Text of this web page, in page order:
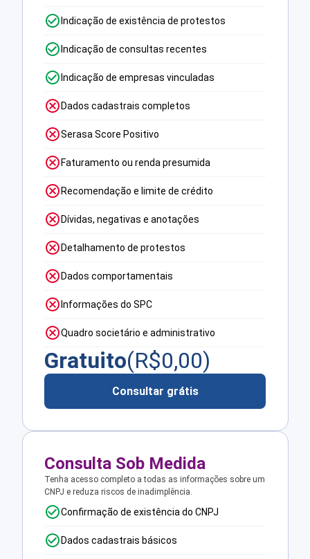
Indicação de existência de protestos
Indicação de consultas recentes
Indicação de empresas vinculadas
Dados cadastrais completos
Serasa Score Positivo
Faturamento ou renda presumida
Recomendação e limite de crédito
Dívidas, negativas e anotações
Detalhamento de protestos
Dados comportamentais
Informações do SPC
Quadro societário e administrativo
Gratuito(R$0,00)
Consultar grátis
Consulta Sob Medida
Tenha acesso completo a todas as informações sobre um
CNPJ e reduza riscos de inadimplência.
Confirmação de existência do CNPJ
Dados cadastrais básicos